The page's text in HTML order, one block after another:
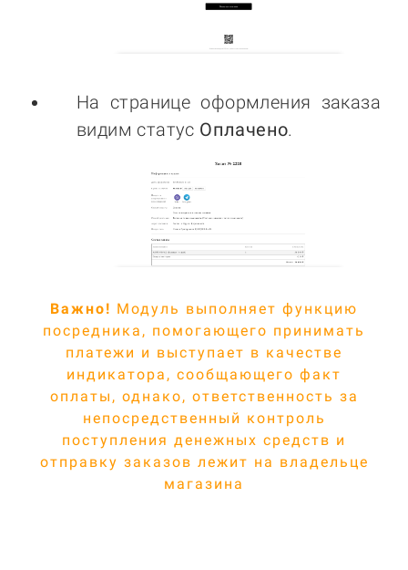
На странице оформления заказа
видим статус Оплачено.
Важно! Модуль выполняет функцию
посредника, помогающего принимать
платежи и выступает в качестве
индикатора, сообщающего факт
оплаты, однако, ответственность за
непосредственный контроль
поступления денежных средств и
отправку заказов лежит на владельце
магазина